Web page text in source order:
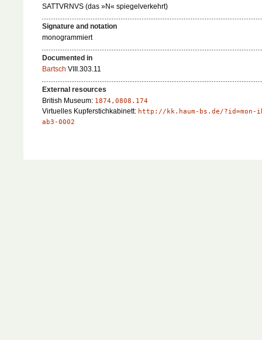
SATTVRNVS (das »N« spiegelverkehrt)
Signature and notation
monogrammiert
Documented in
Bartsch VIII.303.11
External resources
British Museum: 1874,0808.174
Virtuelles Kupferstichkabinett: http://kk.haum-bs.de/?id=mon-
ab3-0002